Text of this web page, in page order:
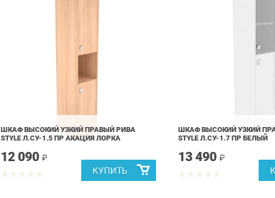
ШКАФ ВЫСОКИЙ УЗКИЙ ПРАВЫЙ РИВА
STYLE Л.СУ-1.5 ПР АКАЦИЯ ЛОРКА
12 090 ₽
ШКАФ ВЫСОКИЙ УЗКИЙ
STYLE Л.СУ-1.7 ПР БЕЛЫЙ
13 490 ₽